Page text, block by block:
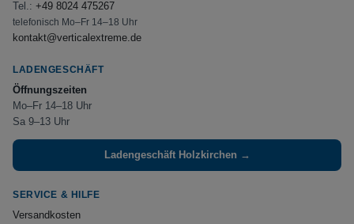
Tel.: +49 8024 475267
telefonisch Mo–Fr 14–18 Uhr
kontakt@verticalextreme.de
LADENGESCHÄFT
Öffnungszeiten
Mo–Fr 14–18 Uhr
Sa 9–13 Uhr
Ladengeschäft Holzkirchen →
SERVICE & HILFE
Versandkosten